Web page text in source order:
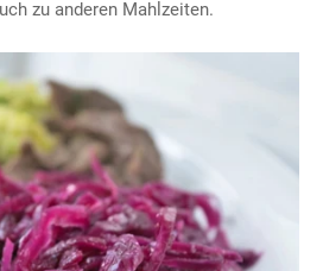
zu anderen Mahlzeiten.